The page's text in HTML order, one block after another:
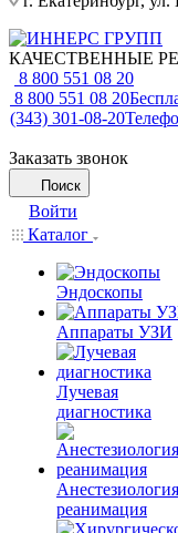
КАЧЕСТВЕННЫЕ
8 800 551 08 20
8 800 551 08 20
(343) 301-08-20
Заказать звонок
Поиск
Войти
Каталог
Эндоскопы
Аппараты УЗИ
Лучевая
диагностика
реанимация